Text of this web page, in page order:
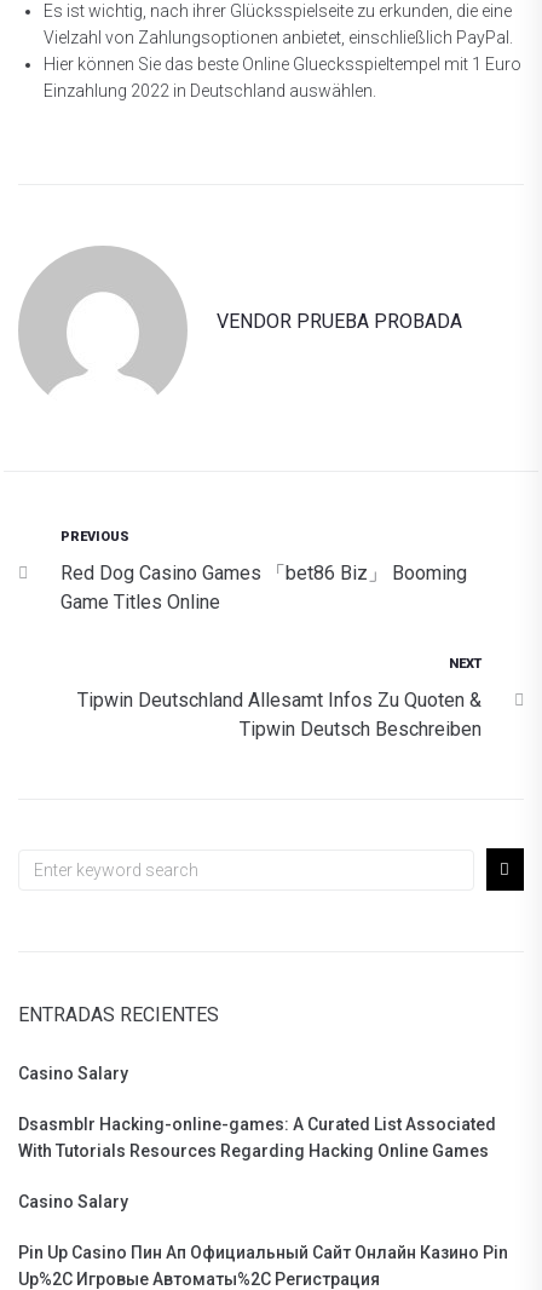
Es ist wichtig, nach ihrer Glücksspielseite zu erkunden, die eine
Vielzahl von Zahlungsoptionen anbietet, einschließlich PayPal.
Hier können Sie das beste Online Gluecksspieltempel mit 1 Euro
Einzahlung 2022 in Deutschland auswählen.
VENDOR PRUEBA PROBADA
PREVIOUS
Red Dog Casino Games 「bet86 Biz」 Booming
Game Titles Online
NEXT
Tipwin Deutschland Allesamt Infos Zu Quoten &
Tipwin Deutsch Beschreiben
ENTRADAS RECIENTES
Casino Salary
Dsasmblr Hacking-online-games: A Curated List Associated
With Tutorials Resources Regarding Hacking Online Games
Casino Salary
Pin Up Casino Пин Ап Официальный Сайт Онлайн Казино Pin
Up%2C Игровые Автоматы%2C Регистрация